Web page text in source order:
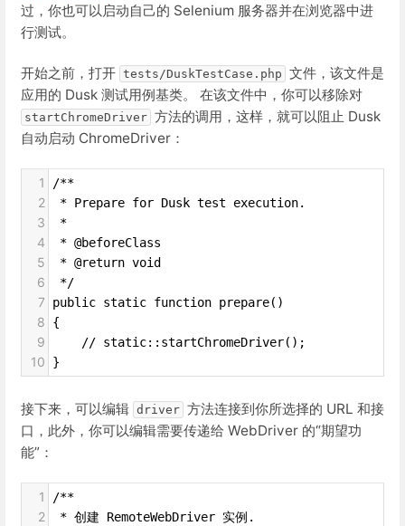
过，你也可以启动自己的 Selenium 服务器并在浏览器中进
行测试。
开始之前，打开 tests/DuskTestCase.php 文件，该文件是
应用的 Dusk 测试用例基类。 在该文件中，你可以移除对
startChromeDriver 方法的调用，这样，就可以阻止 Dusk
自动启动 ChromeDriver：
1 /**
2 * Prepare for Dusk test execution.
3 *
4 * @beforeClass
5 * @return void
6 */
7 public static function prepare()
8 {
9
    // static::startChromeDriver();
10 }
接下来，可以编辑 driver 方法连接到你所选择的 URL 和接
口，此外，你可以编辑需要传递给 WebDriver 的“期望功
能”：
1 /**
2 * 创建 RemoteWebDriver 实例.